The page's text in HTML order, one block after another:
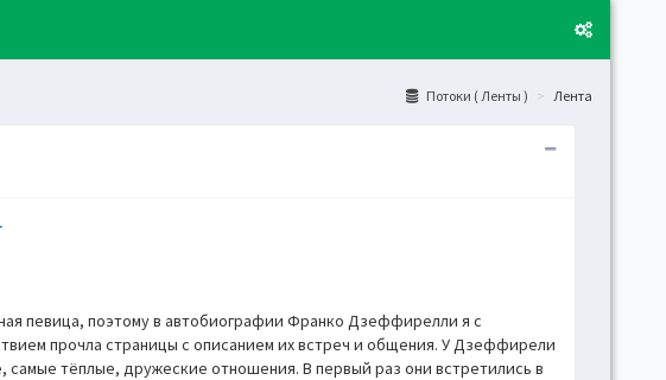
Потоки ( Ленты ) Лента
певица, поэтому в автобиографии Франко Дзеффирелли я с
прочла страницы с описанием их встреч и общения. У Дзеффирели
самые тёплые, дружеские отношения. В первый раз они встретились в